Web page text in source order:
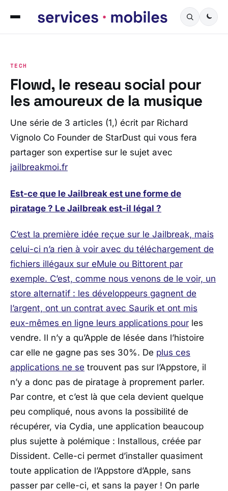
TECH
Flowd, le reseau social pour
les amoureux de la musique
Une série de 3 articles (1,) écrit par Richard
Vignolo Co Founder de StarDust qui vous fera
partager son expertise sur le sujet avec
jailbreakmoi.fr
Est-ce que le Jailbreak est une forme de
piratage ? Le Jailbreak est-il légal ?
C’est la première idée reçue sur le Jailbreak, mais
celui-ci n’a rien à voir avec du téléchargement de
fichiers illégaux sur eMule ou Bittorent par
exemple. C’est, comme nous venons de le voir, un
store alternatif : les développeurs gagnent de
l’argent, ont un contrat avec Saurik et ont mis
eux-mêmes en ligne leurs applications pour les
vendre. Il n’y a qu’Apple de lésée dans l’histoire
car elle ne gagne pas ses 30%. De plus ces
applications ne se trouvent pas sur l’Appstore, il
n’y a donc pas de piratage à proprement parler.
Par contre, et c’est là que cela devient quelque
peu compliqué, nous avons la possibilité de
récupérer, via Cydia, une application beaucoup
plus sujette à polémique : Installous, créée par
Dissident. Celle-ci permet d’installer quasiment
toute application de l’Appstore d’Apple, sans
passer par celle-ci, et sans la payer ! On parle